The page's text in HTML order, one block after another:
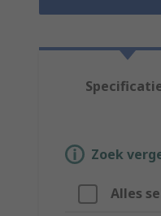
Zoek
Alles